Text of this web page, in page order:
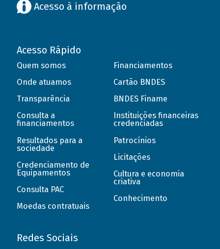
Acesso à informação
Acesso Rápido
Quem somos
Onde atuamos
Transparência
Consulta a
financiamentos
Resultados para a
sociedade
Credenciamento de
Equipamentos
Consulta PAC
Moedas contratuais
Financiamentos
Cartão BNDES
BNDES Finame
Instituições financeiras
credenciadas
Patrocínios
Licitações
Cultura e economia
criativa
Conhecimento
Redes Sociais